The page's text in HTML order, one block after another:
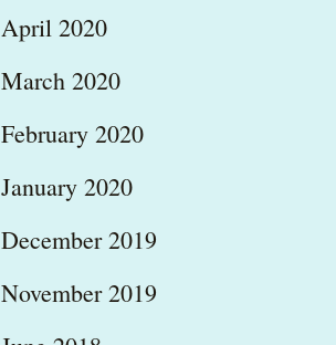
April 2020
March 2020
February 2020
January 2020
December 2019
November 2019